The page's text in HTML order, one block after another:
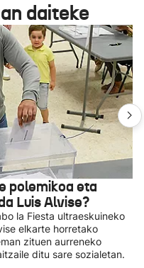
daiteke
polemikoa eta
Luis Alvise?
la Fiesta ultraeskuineko
elkarte horretako
zituen aurreneko
ditu sare sozialetan.